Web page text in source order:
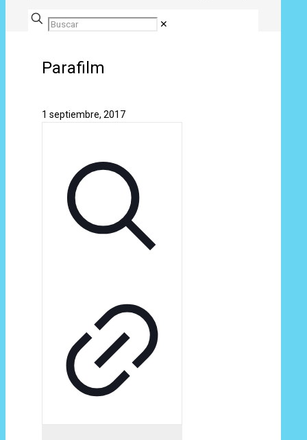
✕
Parafilm
1 septiembre, 2017